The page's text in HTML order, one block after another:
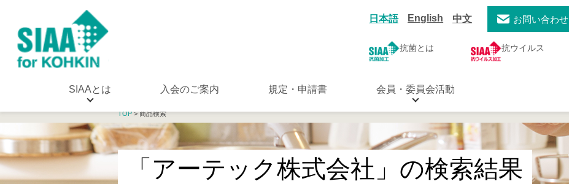
日本語 English 中文 お問い合わせ
抗菌とは 抗ウイルス
SIAAとは 入会のご案内 規定・申請書 会員・委員会活動
TOP> 商品検索
「アーテック株式会社」の検索結果